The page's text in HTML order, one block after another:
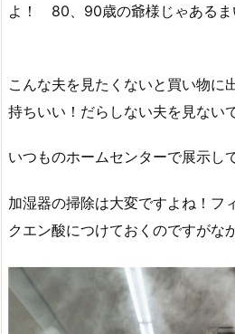
よ！ 80、90歳の爺様じゃあるま
こんな夫を見たくないと買い物に
持ちいい！だらしない夫を見ない
いつものホームセンターで展示し
加湿器の掃除は大変ですよね！フ
クエン酸につけておくのですがな